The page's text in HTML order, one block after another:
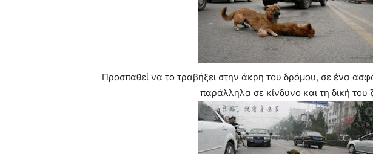
Προσπαθεί να το τραβήξει στην άκρη του δρόμου, σε ένα
παράλληλα σε κίνδυνο και τη δική του